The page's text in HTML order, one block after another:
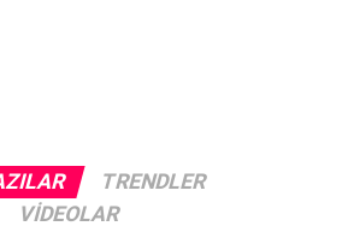
TRENDLER
VIDEOLAR